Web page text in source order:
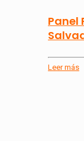
Panel
Leer más